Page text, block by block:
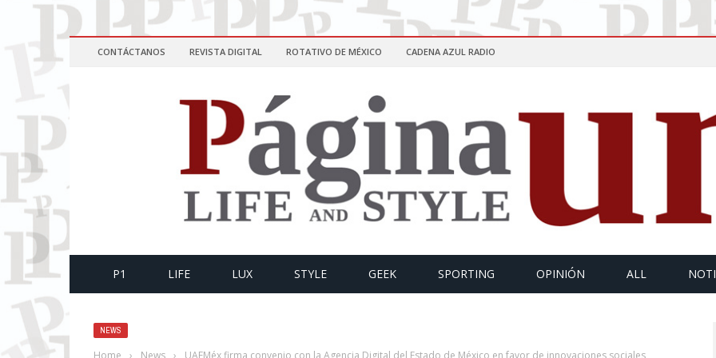
CONTÁCTANOS REVISTA DIGITAL ROTATIVO DE MÉXICO CADENA AZUL RADIO
P1 LIFE LUX STYLE GEEK SPORTING OPINIÓN ALL
NEWS
Home › News › UAEMéx firma convenio con la Agencia Digital del Estado de México en favor de innovaciones sociales